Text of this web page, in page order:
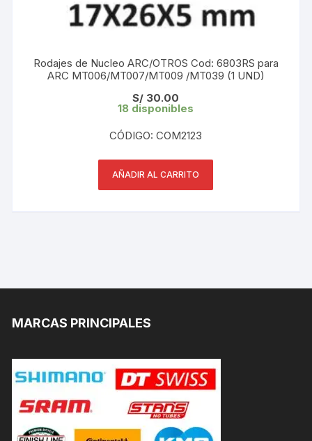
Rodajes de Nucleo ARC/OTROS Cod: 6803RS para
ARC MT006/MT007/MT009 /MT039 (1 UND)
S/ 30.00
18 disponibles
CÓDIGO: COM2123
AÑADIR AL CARRITO
MARCAS PRINCIPALES